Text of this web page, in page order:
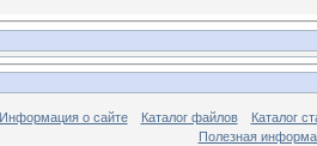
Информация о сайте Каталог файлов
Каталог
Полезная